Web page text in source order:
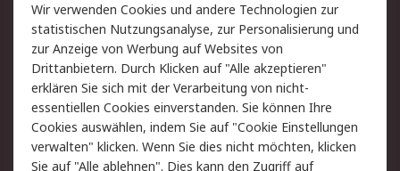
Rücksendungen
Kontakt
Hilfe
Privatkunden
Rechtliches
AGB
Datenschutz
Cookie-Richtlinie
Zahlungsbedingungen
Copyright/Impressum
Entsorgung
Wir verwenden Cookies und andere Technologien zur
statistischen Nutzungsanalyse, zur Personalisierung und
zur Anzeige von Werbung auf Websites von
Drittanbietern. Durch Klicken auf "Alle akzeptieren"
erklären Sie sich mit der Verarbeitung von nicht-
essentiellen Cookies einverstanden. Sie können Ihre
Cookies auswählen, indem Sie auf "Cookie Einstellungen
verwalten" klicken. Wenn Sie dies nicht möchten, klicken
Sie auf "Alle ablehnen". Dies kann den Zugriff auf